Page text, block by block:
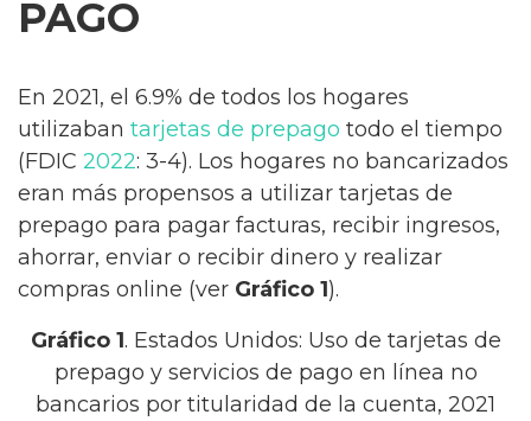
PAGO
En 2021, el 6.9% de todos los hogares
utilizaban tarjetas de prepago todo el tiempo
(FDIC 2022: 3-4). Los hogares no bancarizados
eran más propensos a utilizar tarjetas de
prepago para pagar facturas, recibir ingresos,
ahorrar, enviar o recibir dinero y realizar
compras online (ver Gráfico 1).
Gráfico 1. Estados Unidos: Uso de tarjetas de
prepago y servicios de pago en línea no
bancarios por titularidad de la cuenta, 2021